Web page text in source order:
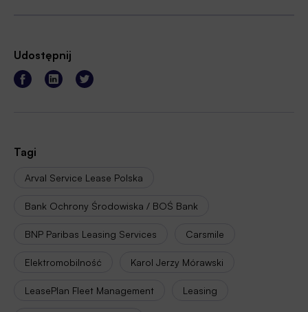
Udostępnij
Tagi
Arval Service Lease Polska
Bank Ochrony Środowiska / BOŚ Bank
BNP Paribas Leasing Services Carsmile
Elektromobilność Karol Jerzy Mórawski
LeasePlan Fleet Management Leasing